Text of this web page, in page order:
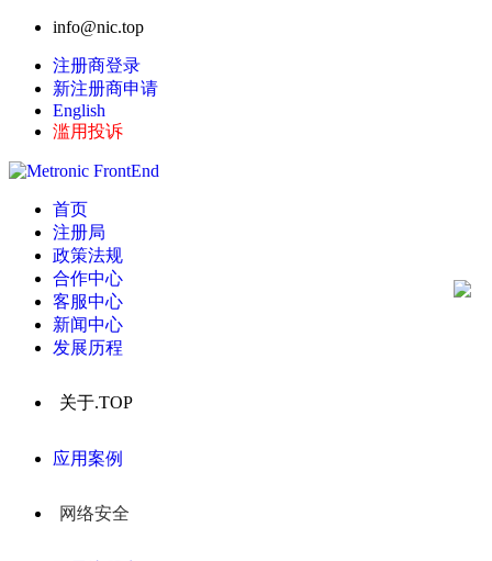
info@nic.top
注册商登录
新注册商申请
English
滥用投诉
首页
注册局
政策法规
合作中心
客服中心
新闻中心
发展历程
关于.TOP
应用案例
网络安全